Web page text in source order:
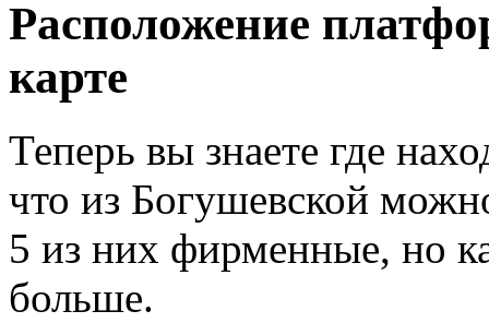
Расположение
карте
Теперь вы знаете где
что из Богушевской
5 из них фирменные, но
больше.